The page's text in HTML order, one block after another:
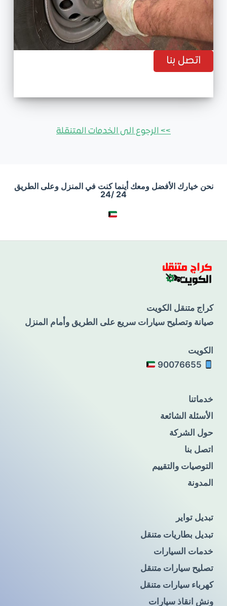
اتصل بنا
>> الرجوع الى الخدمات المتنقلة
نحن خيارك الأفضل ومعك أينما كنت في المنزل وعلى الطريق
24 /24
كراج متنقل الكويت
صيانة وتصليح سيارات سريع على الطريق وأمام المنزل
الكويت
خدماتنا
الأسئلة الشائعة
حول الشركة
اتصل بنا
التوصيات والتقييم
المدونة
تبديل تواير
تبديل بطاريات متنقل
خدمات السيارات
تصليح سيارات متنقل
كهرباء سيارات متنقل
ونش انقاذ سيارات